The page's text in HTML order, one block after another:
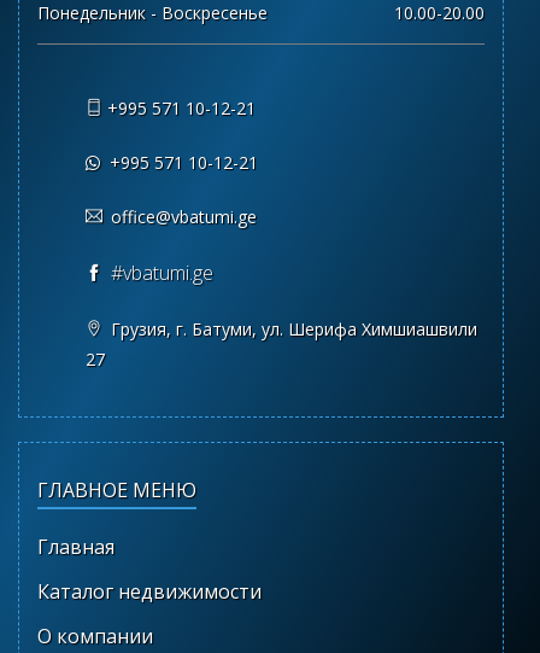
Понедельник - Воскресенье 10.00-20.00
+995 571 10-12-21
+995 571 10-12-21
office@vbatumi.ge
#vbatumi.ge
Грузия, г. Батуми, ул. Шерифа Химшиашвили
27
ГЛАВНОЕ МЕНЮ
Главная
Каталог недвижимости
О компании